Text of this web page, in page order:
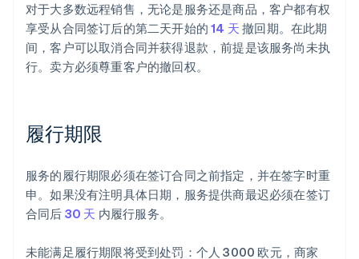
对于大多数远程销售，无论是服务还是商品，客户都有权
享受从合同签订后的第二天开始的14 天 撤回期。在此期
间，客户可以取消合同并获得退款，前提是该服务尚未执
行。卖方必须尊重客户的撤回权。
履行期限
服务的履行期限必须在签订合同之前指定，并在签字时重
申。如果没有注明具体日期，服务提供商最迟必须在签订
合同后 30 天 内履行服务。
未能满足履行期限将受到处罚：个人 3000 欧元，商家